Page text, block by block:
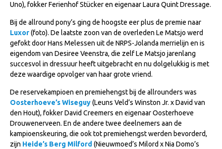
Hengstenkeuring
Regionale Keuringen
Nationale Keuring
Late Veulenkeuring
ABOP
Sport
Wereldkampioenschap Jonge Paarden
Dutch Pony Championship
Evenementen
Uno), fokker Ferienhof Stücker en eigenaar Laura Quint Dressage.
Bij de allround pony’s ging de hoogste eer plus de premie naar
Luxor(foto). De laatste zoon van de overleden Le Matsjo werd
gefokt door Hans Melessen uit de NRPS-Jolanda merrielijn en is
eigendom van Desiree Veenstra, die zelf Le Matsjo jarenlang
succesvol in dressuur heeft uitgebracht en nu dolgelukkig is met
deze waardige opvolger van haar grote vriend.
De reservekampioen en premiehengst bij de allrounders was
Oosterhoeve’s Wiseguy(Leuns Veld’s Winston Jr. x David van
den Hout), fokker David Creemers en eigenaar Oosterhoeve
Drouwenerveen. En de andere twee deelnemers aan de
kampioenskeuring, die ook tot premiehengst werden bevorderd,
zijn Heide’s Berg Milford (Nieuwmoed’s Milord x Nia Domo’s